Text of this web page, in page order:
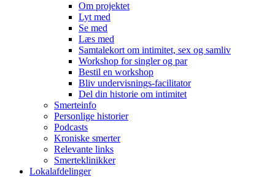
Om projektet
Lyt med
Se med
Læs med
Samtalekort om intimitet, sex og samliv
Workshop for singler og par
Bestil en workshop
Bliv undervisnings-facilitator
Del din historie om intimitet
Smerteinfo
Personlige historier
Podcasts
Kroniske smerter
Relevante links
Smerteklinikker
Lokalafdelinger